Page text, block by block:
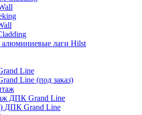
лаги Hilst
Line
Line (под заказ)
ДПК Grand Line
ДПК Grand Line